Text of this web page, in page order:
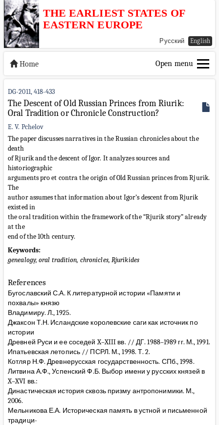
THE EARLIEST STATES OF
EASTERN EUROPE
Русский English
Home Open menu
DG-2011, 418-433
The Descent of Old Russian Princes from Riurik:
Oral Tradition or Chronicle Construction?
E. V. Pchelov
The paper discusses narratives in the Russian chronicles about the
death
of Rjurik and the descent of Igor. It analyzes sources and
historiographic
arguments pro et contra the origin of Old Russian princes from Rjurik.
The
author assumes that information about Igor’s descent from Rjurik
existed in
the oral tradition within the framework of the “Rjurik story” already
at the
end of the 10th century.
Keywords:
genealogy, oral tradition, chronicles, Rjurikides
References
Бугославский С.А. К литературной истории «Памяти и
похвалы» князю
Владимиру. Л., 1925.
Джаксон Т.Н. Исландские королевские саги как источник по
истории
Древней Руси и ее соседей X–XIII вв. // ДГ. 1988–1989 гг. М., 1991.
Ипатьевская летопись // ПСРЛ. М., 1998. Т. 2.
Котляр Н.Ф. Древнерусская государственность. СПб., 1998.
Литвина А.Ф., Успенский Ф.Б. Выбор имени у русских князей в
X–XVI вв.:
Династическая история сквозь призму антропонимики. М.,
2006.
Мельникова Е.А. Историческая память в устной и письменной
традици-